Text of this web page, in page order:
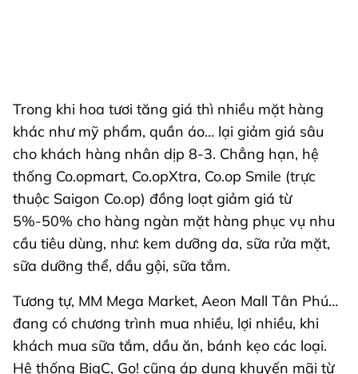
Trong khi hoa tươi tăng giá thì nhiều mặt hàng
khác như mỹ phẩm, quần áo… lại giảm giá sâu
cho khách hàng nhân dịp 8-3. Chẳng hạn, hệ
thống Co.opmart, Co.opXtra, Co.op Smile (trực
thuộc Saigon Co.op) đồng loạt giảm giá từ
5%-50% cho hàng ngàn mặt hàng phục vụ nhu
cầu tiêu dùng, như: kem dưỡng da, sữa rửa mặt,
sữa dưỡng thể, dầu gội, sữa tắm.
Tương tự, MM Mega Market, Aeon Mall Tân Phú…
đang có chương trình mua nhiều, lợi nhiều, khi
khách mua sữa tắm, dầu ăn, bánh kẹo các loại.
Hệ thống BigC, Go! cũng áp dụng khuyến mãi từ